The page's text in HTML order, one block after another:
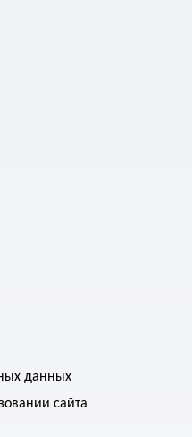
данных
сайта